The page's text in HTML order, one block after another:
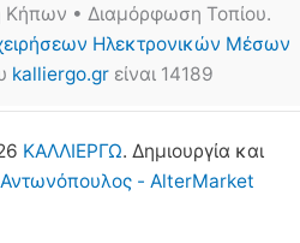
Κήπων • Διαμόρφωση Τοπίου.
Ηλεκτρονικών Μέσων
kalliergo.grείναι 14189
ΚΑΛΛΙΕΡΓΩ. Δημιουργία και
Αντωνόπουλος - AlterMarket